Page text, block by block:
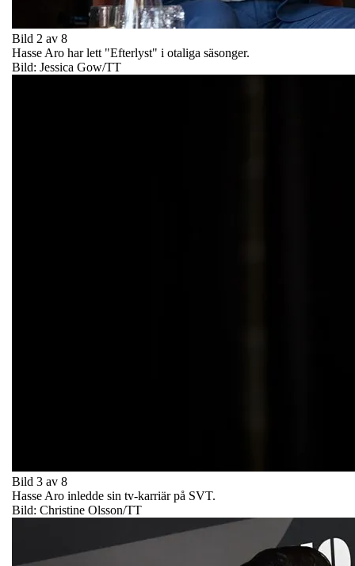
Bild 2 av 8
Hasse Aro har lett "Efterlyst" i otaliga säsonger.
Bild: Jessica Gow/TT
Bild 3 av 8
Hasse Aro inledde sin tv-karriär på SVT.
Bild: Christine Olsson/TT